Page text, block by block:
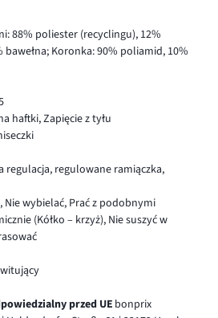
88% poliester (recyclingu), 12%
bawełna; Koronka: 90% poliamid, 10%
haftki, Zapięcie z tyłu
regulacja, regulowane ramiączka,
Nie wybielać, Prać z podobnymi
(Kółko – krzyż), Nie suszyć w
przed UE bonprix